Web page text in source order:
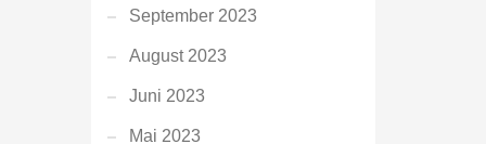
September 2023
August 2023
Juni 2023
Mai 2023